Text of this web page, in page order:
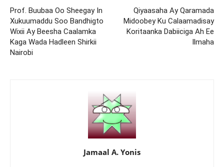
Prof. Buubaa Oo Sheegay In
Xukuumaddu Soo Bandhigto
Wixii Ay Beesha Caalamka
Kaga Wada Hadleen Shirkii
Nairobi
Qiyaasaha Ay Qaramada
Midoobey Ku Calaamadisay
Koritaanka Dabiiciga Ah Ee
Ilmaha
Jamaal A. Yonis